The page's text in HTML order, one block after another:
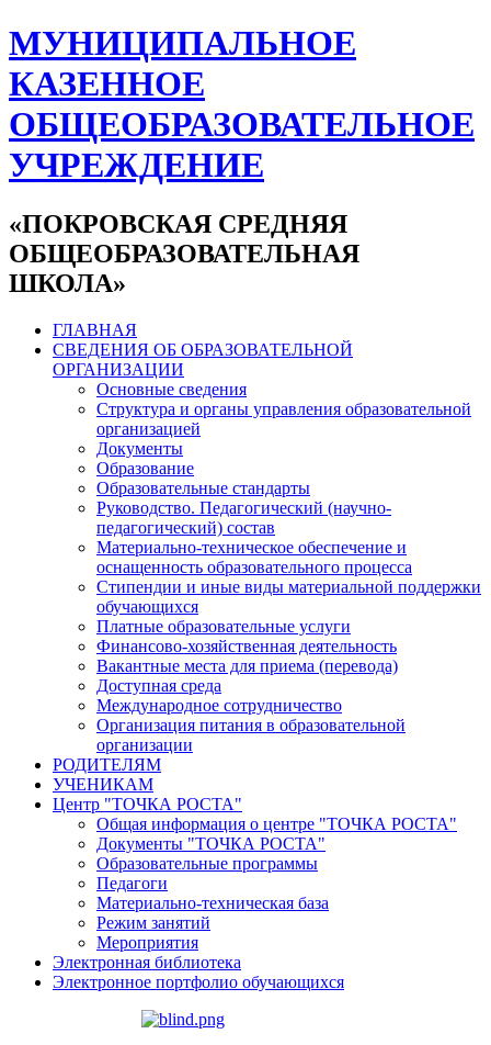
МУНИЦИПАЛЬНОЕ
КАЗЕННОЕ
ОБЩЕОБРАЗОВАТЕЛЬНОЕ
УЧРЕЖДЕНИЕ
«ПОКРОВСКАЯ СРЕДНЯЯ
ОБЩЕОБРАЗОВАТЕЛЬНАЯ
ШКОЛА»
ГЛАВНАЯ
СВЕДЕНИЯ ОБ ОБРАЗОВАТЕЛЬНОЙ
ОРГАНИЗАЦИИ
Основные сведения
Структура и органы управления образовательной
организацией
Документы
Образование
Образовательные стандарты
Руководство. Педагогический (научно-
педагогический) состав
Материально-техническое обеспечение и
оснащенность образовательного процесса
Стипендии и иные виды материальной поддержки
обучающихся
Платные образовательные услуги
Финансово-хозяйственная деятельность
Вакантные места для приема (перевода)
Доступная среда
Международное сотрудничество
Организация питания в образовательной
организации
РОДИТЕЛЯМ
УЧЕНИКАМ
Центр "ТОЧКА РОСТА"
Общая информация о центре "ТОЧКА РОСТА"
Документы "ТОЧКА РОСТА"
Образовательные программы
Педагоги
Материально-техническая база
Режим занятий
Мероприятия
Электронная библиотека
Электронное портфолио обучающихся